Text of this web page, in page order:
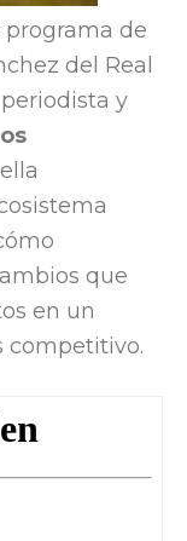
programa de
del Real
y
que
en un
competitivo.